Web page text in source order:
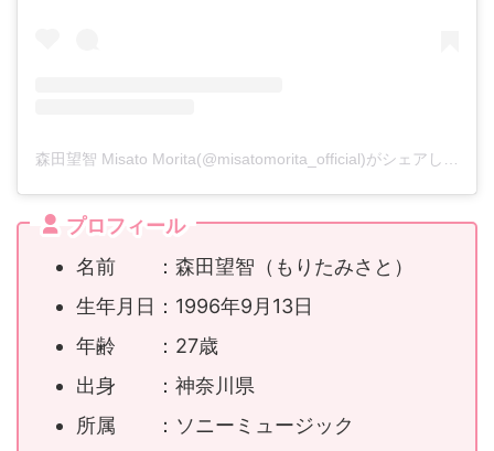
森田望智 Misato Morita(@misatomorita_official)がシェアした投稿
プロフィール
名前 ：森田望智（もりたみさと）
生年月日：1996年9月13日
年齢 ：27歳
出身 ：神奈川県
所属 ：ソニーミュージック